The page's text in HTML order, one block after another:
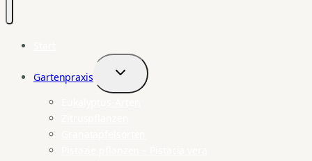
Gartenpraxis
Untermenü
umschalten